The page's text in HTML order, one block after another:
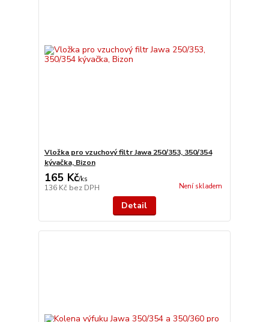
Vložka pro vzuchový filtr Jawa 250/353, 350/354
kývačka, Bizon
165 Kč/ks
136 Kč bez DPH Není skladem
Detail